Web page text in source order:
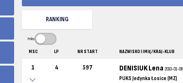
RANKING
Próby
MSC LP NR START NAZWISKO I IMIĘ / KRAJ-KLUB
1 4 597 DENISIUK Lena2010-01-09
PUKS Jedynka Łosice (MZ)